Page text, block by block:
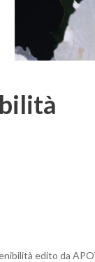
edito da